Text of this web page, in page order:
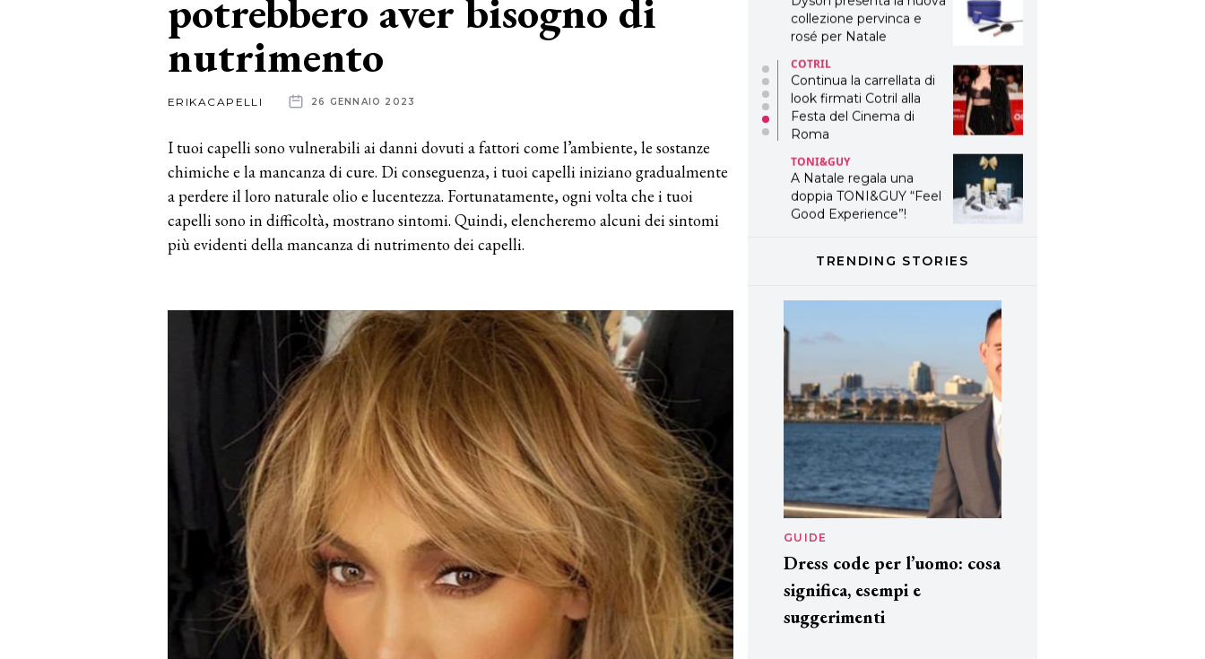
potrebbero aver bisogno di
nutrimento
ERIKACAPELLI 26 GENNAIO 2023
I tuoi capelli sono vulnerabili ai danni dovuti a fattori come l’ambiente, le sostanze
chimiche e la mancanza di cure. Di conseguenza, i tuoi capelli iniziano gradualmente
a perdere il loro naturale olio e lucentezza. Fortunatamente, ogni volta che i tuoi
capelli sono in difficoltà, mostrano sintomi. Quindi, elencheremo alcuni dei sintomi
più evidenti della mancanza di nutrimento dei capelli.
collezione pervinca e
rosé per Natale
COTRIL
Continua la carrellata di
look firmati Cotril alla
Festa del Cinema di
Roma
TONI&GUY
A Natale regala una
doppia TONI&GUY “Feel
Good Experience”!
LABEL.M lancia la sua
DAVINES
cofanetti beauty preziosi
per un regalo adatto ad
ogni capello
TRENDING STORIES
GUIDE
Dress code per l’uomo: cosa
significa, esempi e
suggerimenti